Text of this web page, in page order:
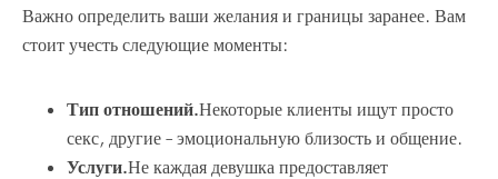
Важно определить ваши желания и границы заранее. Вам
стоит учесть следующие моменты:
Тип отношений.Некоторые клиенты ищут просто
секс, другие – эмоциональную близость и общение.
Услуги.Не каждая девушка предоставляет